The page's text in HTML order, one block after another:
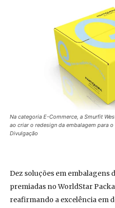
Na categoria E-Commerce, a Smurfit
ao criar o redesign da embalagem para
Divulgação
Dez soluções em embalagens
premiadas no WorldStar
reafirmando a excelência em